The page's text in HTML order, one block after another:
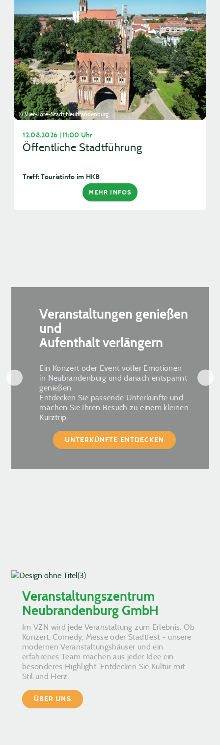
© Vier-Tore-Stadt Neubrandenburg
12.08.2026 | 11:00 Uhr
Öffentliche Stadtführung
Treff: Touristinfo im HKB
MEHR INFOS
Veranstaltungen genießen
und
Aufenthalt verlängern
Ein Konzert oder Event voller Emotionen
in Neubrandenburg und danach entspannt
genießen.
Entdecken Sie passende Unterkünfte und
machen Sie Ihren Besuch zu einem kleinen
Kurztrip.
UNTERKÜNFTE ENTDECKEN
Veranstaltungszentrum
Neubrandenburg GmbH
Im VZN wird jede Veranstaltung zum Erlebnis. Ob
Konzert, Comedy, Messe oder Stadtfest – unsere
modernen Veranstaltungshäuser und ein
erfahrenes Team machen aus jeder Idee ein
besonderes Highlight. Entdecken Sie Kultur mit
Stil und Herz.
ÜBER UNS